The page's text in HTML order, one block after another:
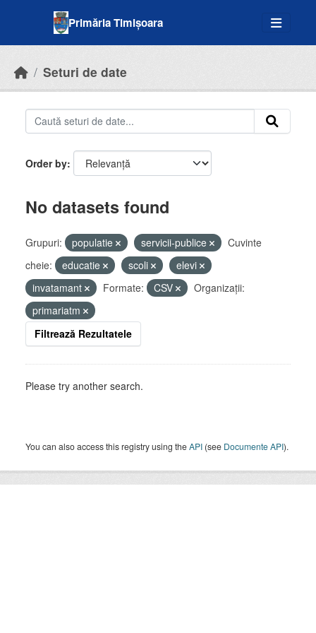
Primăria Timișoara
Seturi de date
Order by
No datasets found
Grupuri: populatie servicii-publice
Cuvinte
cheie:
educatie scoli
elevi
invatamant
Formate: CSV
Organizații:
primariatm
Filtrează Rezultatele
Please try another search.
You can also access this registry using theAPI (see Documente API).